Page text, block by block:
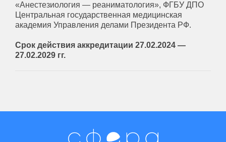
«Анестезиология — реаниматология», ФГБУ ДПО
Центральная государственная медицинская
академия Управления делами Президента РФ.
Срок действия аккредитации 27.02.2024 —
27.02.2029 гг.